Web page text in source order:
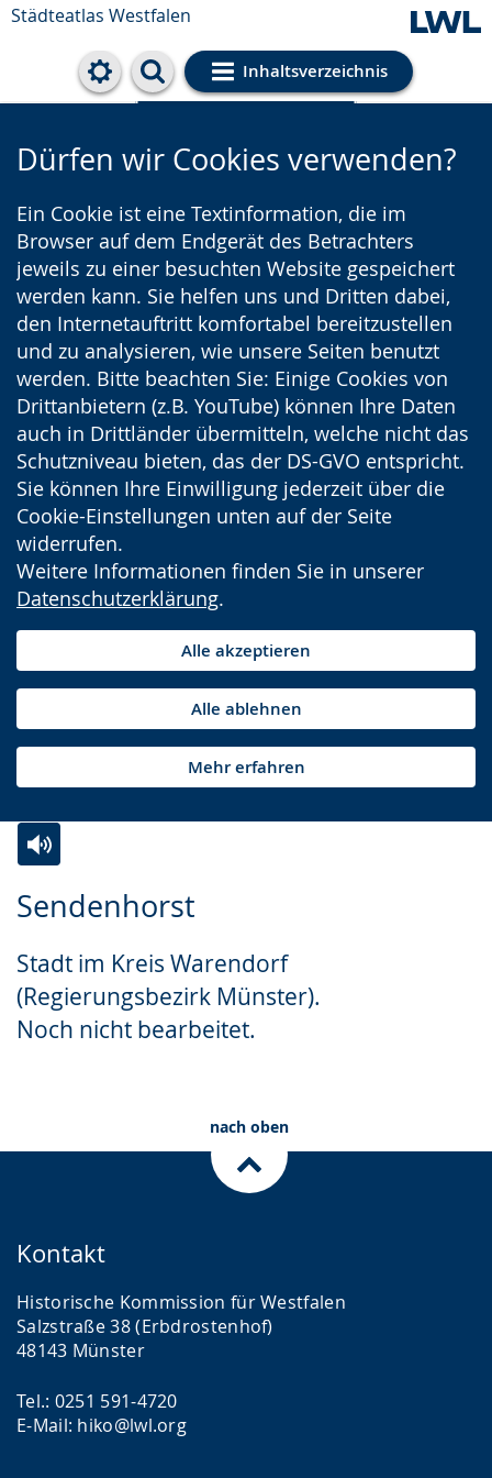
Städteatlas Westfalen
Inhaltsverzeichnis
Cookie-Einstellungen
Dürfen wir Cookies verwenden?
Ein Cookie ist eine Textinformation, die im
Browser auf dem Endgerät des Betrachters
jeweils zu einer besuchten Website gespeichert
werden kann. Sie helfen uns und Dritten dabei,
den Internetauftritt komfortabel bereitzustellen
und zu analysieren, wie unsere Seiten benutzt
werden. Bitte beachten Sie: Einige Cookies von
Drittanbietern (z.B. YouTube) können Ihre Daten
auch in Drittländer übermitteln, welche nicht das
Schutzniveau bieten, das der DS-GVO entspricht.
Sie können Ihre Einwilligung jederzeit über die
Cookie-Einstellungen unten auf der Seite
widerrufen.
Weitere Informationen finden Sie in unserer
Datenschutzerklärung.
Alle akzeptieren
Alle ablehnen
Mehr erfahren
Sendenhorst
Stadt im Kreis Warendorf
(Regierungsbezirk Münster).
Noch nicht bearbeitet.
Leichten
wechseln.
Audio-
Video
Deutscher
Gebärdensprache
wird
nach oben
Kontakt
Historische Kommission für Westfalen
Salzstraße 38 (Erbdrostenhof)
48143 Münster
Tel.: 0251 591-4720
E-Mail: hiko@lwl.org